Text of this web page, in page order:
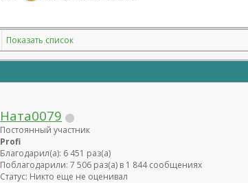
Показать список
Ната0079
Постоянный участник
Profi
Благодарил(а): 6 451 раз(а)
Поблагодарили: 7 506 раз(а) в 1 844 сообщениях
Статус: Никто еще не оценивал